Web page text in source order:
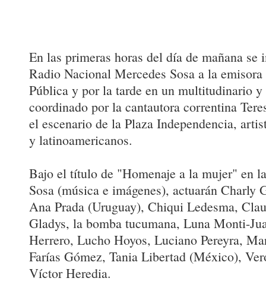
En las primeras horas del día de mañana se
Radio Nacional Mercedes Sosa a la
Pública y por la tarde en un multitudinario
coordinado por la cantautora correntina
el escenario de la Plaza Independencia,
y latinoamericanos.
Bajo el título de "Homenaje a la mujer" en
Sosa (música e imágenes), actuarán Charly
Ana Prada (Uruguay), Chiqui Ledesma,
Gladys, la bomba tucumana, Luna Monti-
Herrero, Lucho Hoyos, Luciano Pereyra,
Farías Gómez, Tania Libertad (México),
Víctor Heredia.